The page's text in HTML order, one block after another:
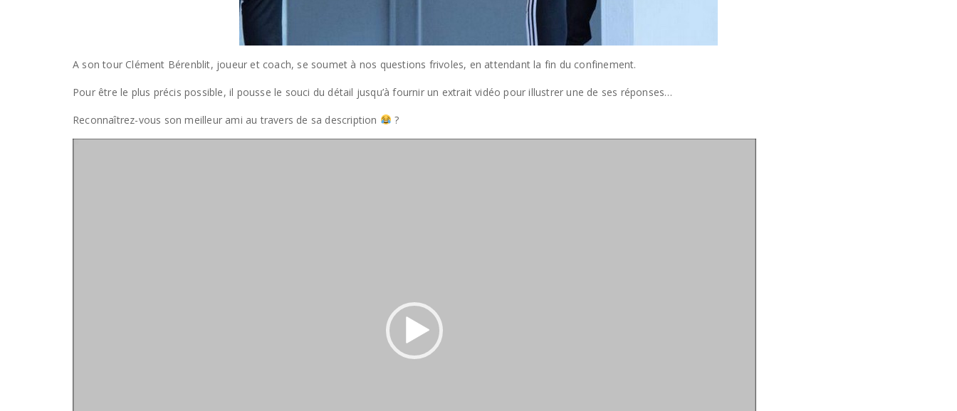
A son tour Clément Bérenblit, joueur et coach, se soumet à nos questions frivoles, en attendant la fin du confinement.
Pour être le plus précis possible, il pousse le souci du détail jusqu’à fournir un extrait vidéo pour illustrer une de ses réponses…
Reconnaîtrez-vous son meilleur ami au travers de sa description
?